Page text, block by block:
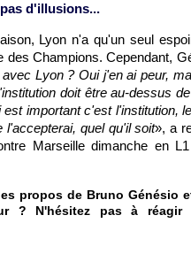
d'illusions...
Lyon n'a qu'un seul
des Champions. Cependant,
Lyon ? Oui j'en ai peur,
doit être au-dessus
important c'est l'institution,
l'accepterai, quel qu'il soit», a
Marseille dimanche en
propos de Bruno Génésio
? N'hésitez pas à